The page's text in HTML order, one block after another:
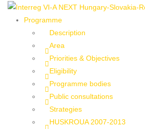
Programme
Description
Area
Priorities & Objectives
Eligibility
Programme bodies
Public consultations
Strategies
HUSKROUA 2007-2013